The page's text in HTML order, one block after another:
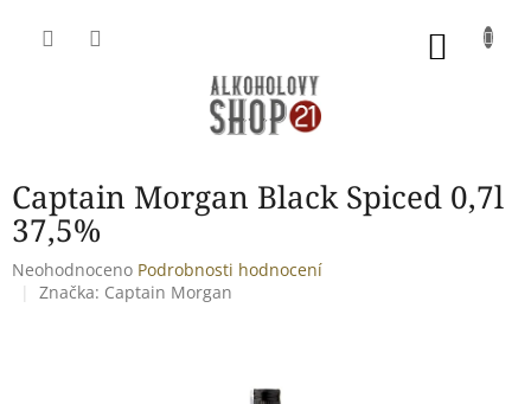
Captain Morgan Black Spiced 0,7l
37,5%
Průměrné
hodnocení
Neohodnoceno Podrobnosti hodnocení
Značka: Captain Morgan